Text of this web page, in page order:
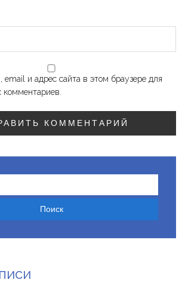
email и адрес сайта в этом браузере для